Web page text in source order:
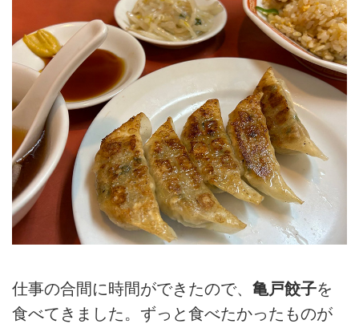
仕事の合間に時間ができたので、 亀戸餃子を
食べてきました。ずっと食べたかったものが